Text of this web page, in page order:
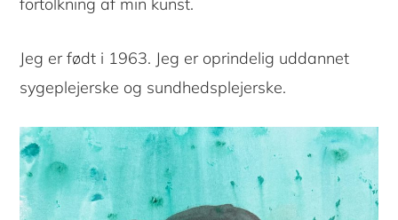
fortolkning af min kunst.
Jeg er født i 1963. Jeg er oprindelig uddannet
sygeplejerske og sundhedsplejerske.